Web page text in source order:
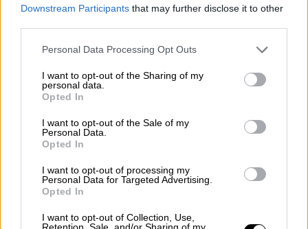
Downstream Participants that may further disclose it to other
Please note that this website/app uses one or more Google
not limited to your visit or usage behaviour. You may click to
grant or deny consent to Google and its third-party tags to
use your data for below specified purposes in below Google
consent section.
Personal Data Processing Opt Outs
I want to opt-out of the Sharing of my
personal data.
Opted In
I want to opt-out of the Sale of my
Personal Data.
Opted In
I want to opt-out of processing my
Personal Data for Targeted Advertising.
Opted In
I want to opt-out of Collection, Use,
Retention, Sale, and/or Sharing of my
Πετρελαιοπηγή Μοσχάτο
Ο βουλευτής Ζαμάνος απογείωσε τη
φήμη
Το θέμα όμως έφτασε και στη Βουλή και ο
βουλευτής Αττικοβοιωτίας Δημήτρης
Ζαμάνος που ήταν και χημικός αποφάσισε να